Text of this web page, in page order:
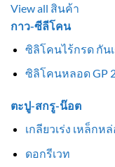
View all สินค้า
กาว-ซีลีโคน
ซิลิโคนไร้กรด กัน
ซิลิโคนหลอด GP
ตะปู-สกรู-น๊อต
เกลียวเร่ง เหล็กห
ดอกรีเวท